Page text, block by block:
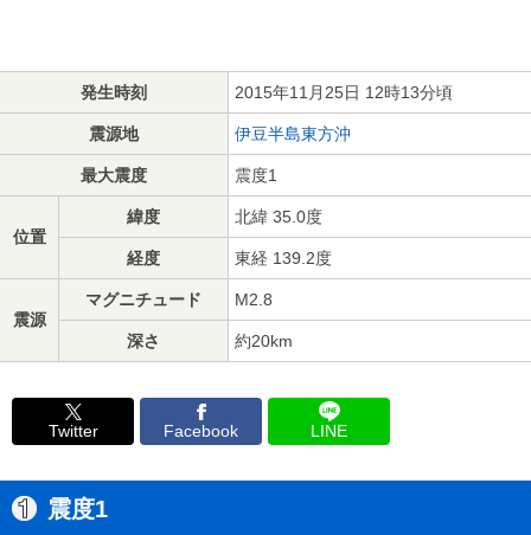
発生時刻 2015年11月25日 12時13分頃
震源地 伊豆半島東方沖
最大震度 震度1
位置
緯度 北緯 35.0度
経度 東経 139.2度
震源
マグニチュード M2.8
深さ 約20km
Twitter Facebook LINE
震度1